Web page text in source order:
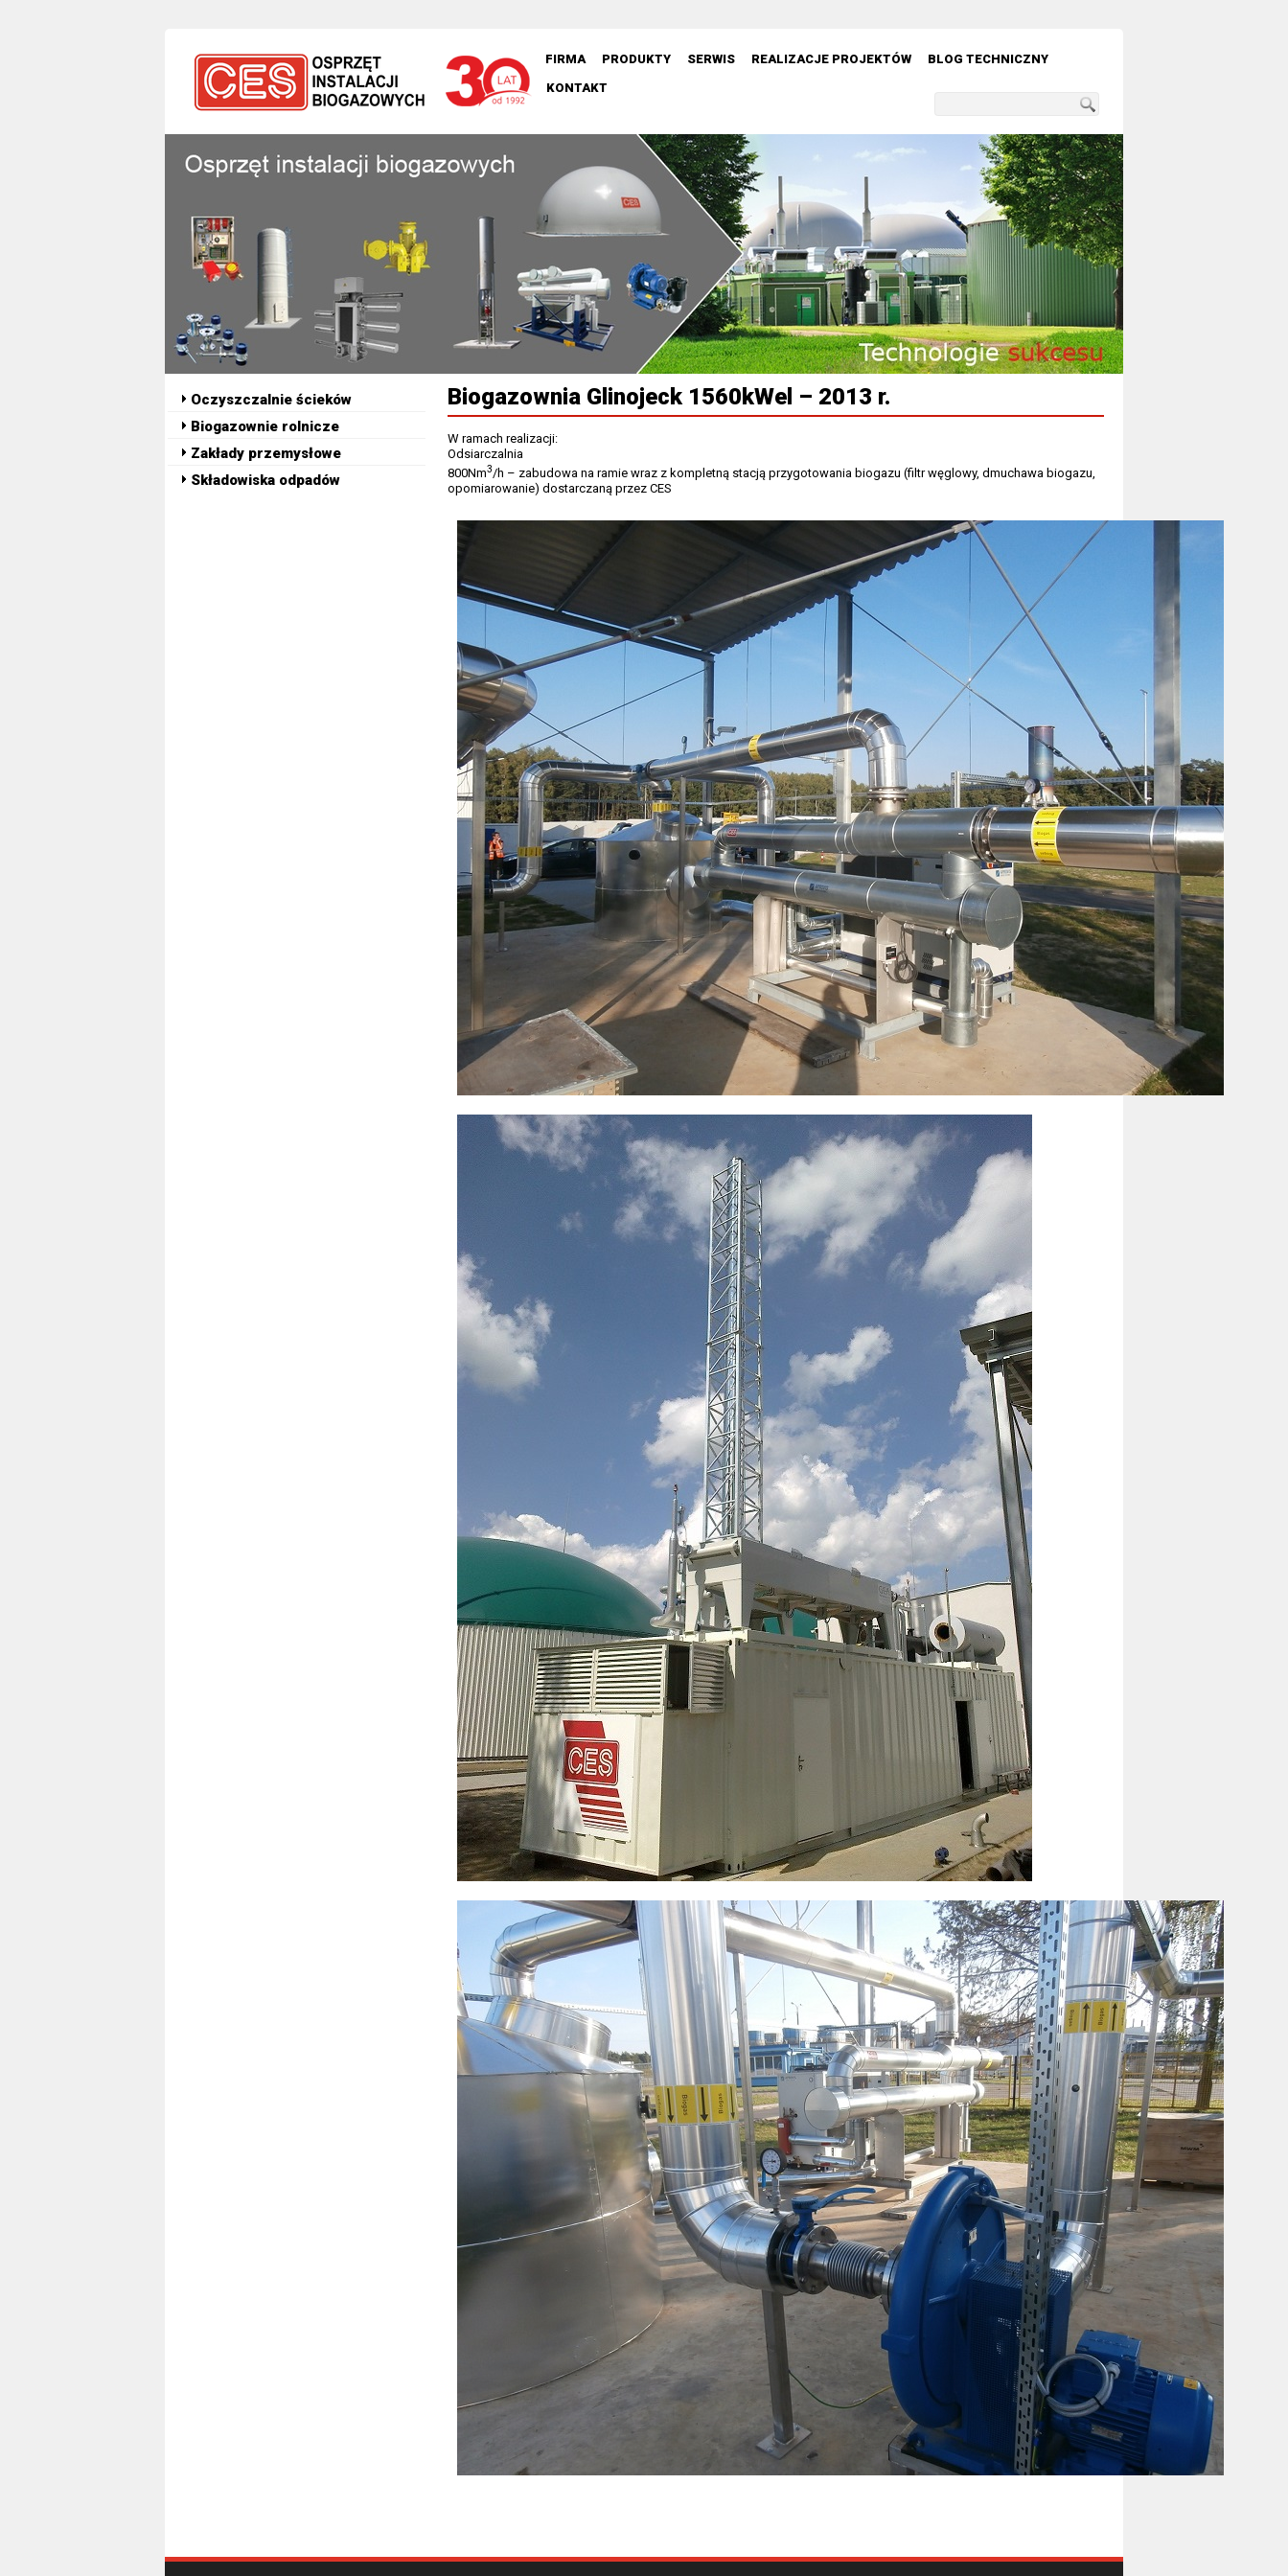
FIRMA PRODUKTY SERWIS REALIZACJE PROJEKTÓW
BLOG TECHNICZNY
KONTAKT
Oczyszczalnie ścieków
Biogazownie rolnicze
Zakłady przemysłowe
Składowiska odpadów
Biogazownia Glinojeck 1560kWel – 2013 r.
W ramach realizacji:
Odsiarczalnia
800Nm3/h – zabudowa na ramie wraz z kompletną stacją przygotowania biogazu (filtr węglowy, dmuchawa biogazu,
opomiarowanie) dostarczaną przez CES